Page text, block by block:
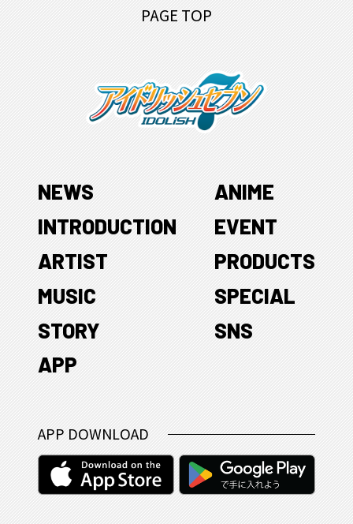
PAGE TOP
NEWS
INTRODUCTION
ARTIST
MUSIC
STORY
APP
ANIME
EVENT
PRODUCTS
SPECIAL
SNS
APP DOWNLOAD